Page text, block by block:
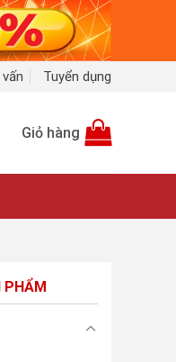
Tuyển dụng
Giỏ hàng
PHẨM